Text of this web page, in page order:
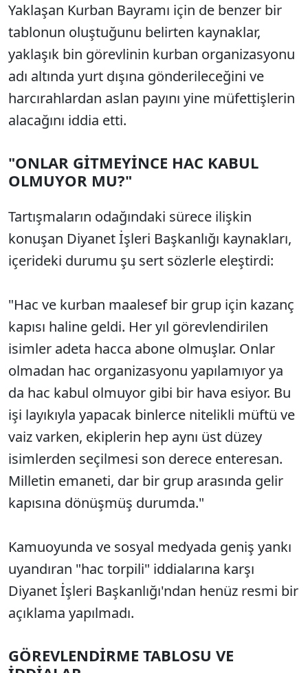
Yaklaşan Kurban Bayramı için de benzer bir
tablonun oluştuğunu belirten kaynaklar,
yaklaşık bin görevlinin kurban organizasyonu
adı altında yurt dışına gönderileceğini ve
harcırahlardan aslan payını yine müfettişlerin
alacağını iddia etti.
"ONLAR GİTMEYİNCE HAC KABUL
OLMUYOR MU?"
Tartışmaların odağındaki sürece ilişkin
konuşan Diyanet İşleri Başkanlığı kaynakları,
içerideki durumu şu sert sözlerle eleştirdi:
"Hac ve kurban maalesef bir grup için kazanç
kapısı haline geldi. Her yıl görevlendirilen
isimler adeta hacca abone olmuşlar. Onlar
olmadan hac organizasyonu yapılamıyor ya
da hac kabul olmuyor gibi bir hava esiyor. Bu
işi layıkıyla yapacak binlerce nitelikli müftü ve
vaiz varken, ekiplerin hep aynı üst düzey
isimlerden seçilmesi son derece enteresan.
Milletin emaneti, dar bir grup arasında gelir
kapısına dönüşmüş durumda."
Kamuoyunda ve sosyal medyada geniş yankı
uyandıran "hac torpili" iddialarına karşı
Diyanet İşleri Başkanlığı'ndan henüz resmi bir
açıklama yapılmadı.
GÖREVLENDİRME TABLOSU VE